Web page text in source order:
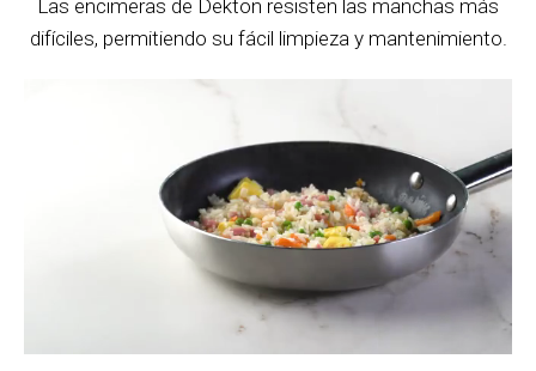
Las encimeras de Dekton resisten las manchas más
difíciles, permitiendo su fácil limpieza y mantenimiento.